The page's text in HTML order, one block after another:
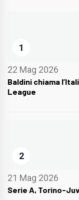
1
22 Mag 2026
Baldini chiama
League
2
21 Mag 2026
Serie A, Torino-